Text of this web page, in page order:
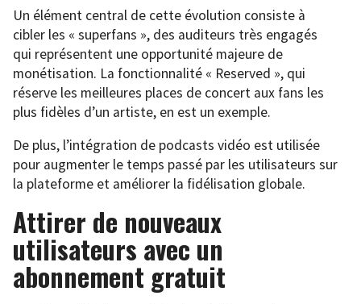
Un élément central de cette évolution consiste à
cibler les « superfans », des auditeurs très engagés
qui représentent une opportunité majeure de
monétisation. La fonctionnalité « Reserved », qui
réserve les meilleures places de concert aux fans les
plus fidèles d’un artiste, en est un exemple.
De plus, l’intégration de podcasts vidéo est utilisée
pour augmenter le temps passé par les utilisateurs sur
la plateforme et améliorer la fidélisation globale.
Attirer de nouveaux
utilisateurs avec un
abonnement gratuit